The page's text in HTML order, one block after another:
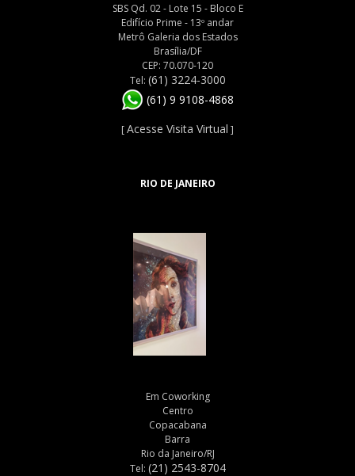
SBS Qd. 02 - Lote 15 - Bloco E
Edifício Prime - 13º andar
Metrô Galeria dos Estados
Brasília/DF
CEP: 70.070-120
Tel: (61) 3224-3000
(61) 9 9108-4868
[Acesse Visita Virtual ]
RIO DE JANEIRO
Em Coworking
Centro
Copacabana
Barra
Rio da Janeiro/RJ
Tel: (21) 2543-8704